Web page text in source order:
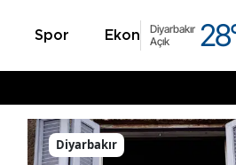
Spor EkonomiDiyarbakır
Açık
28
Diyarbakır